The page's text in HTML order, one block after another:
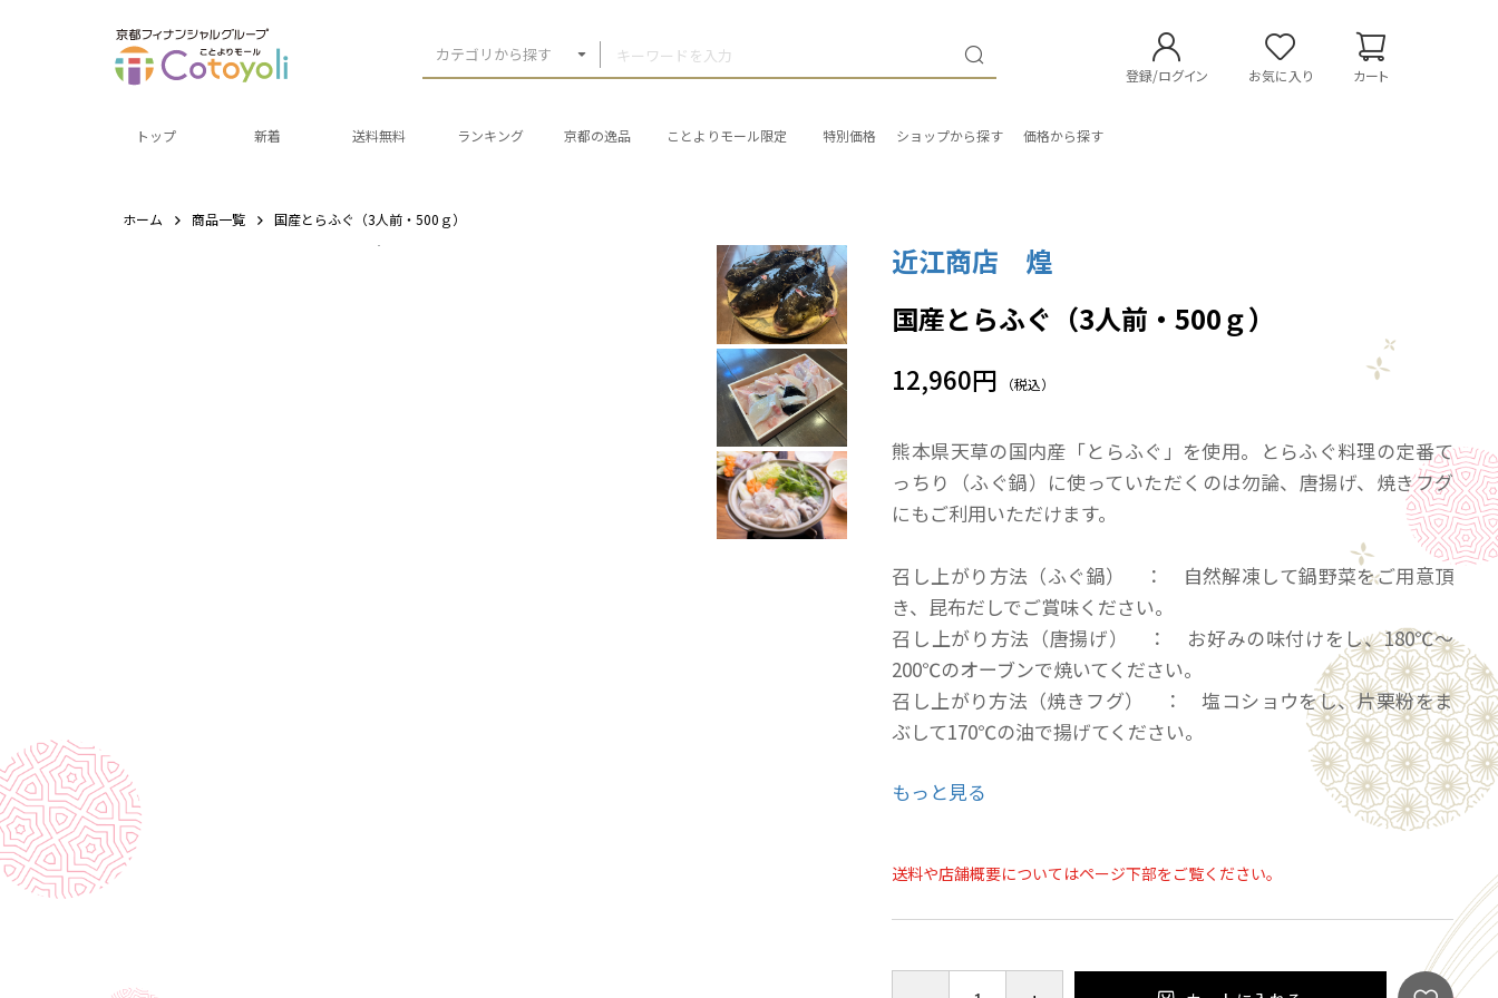
カテゴリから探す
登録/ログイン お気に入り カート
トップ 新着 送料無料 ランキング 京都の逸品 ことよりモール限定 特別価格 ショップから探す 価格から探す
ホーム 商品一覧 国産とらふぐ（3人前・500ｇ）
近江商店 煌
国産とらふぐ（3人前・500ｇ）
12,960円 （税込）
熊本県天草の国内産「とらふぐ」を使用。とらふぐ料理の定番て
っちり（ふぐ鍋）に使っていただくのは勿論、唐揚げ、焼きフグ
にもご利用いただけます。
召し上がり方法（ふぐ鍋） ： 自然解凍して鍋野菜をご用意頂
き、昆布だしでご賞味ください。
召し上がり方法（唐揚げ） ： お好みの味付けをし、180℃～
200℃のオーブンで焼いてください。
召し上がり方法（焼きフグ） ： 塩コショウをし、片栗粉をま
ぶして170℃の油で揚げてください。
消費期限 ： 冷凍保存で１か月
もっと見る
送料や店舗概要についてはページ下部をご覧ください。